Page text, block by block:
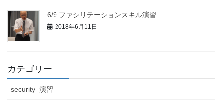
6/9 ファシリテーションスキル演習
2018年6月11日
カテゴリー
security_演習